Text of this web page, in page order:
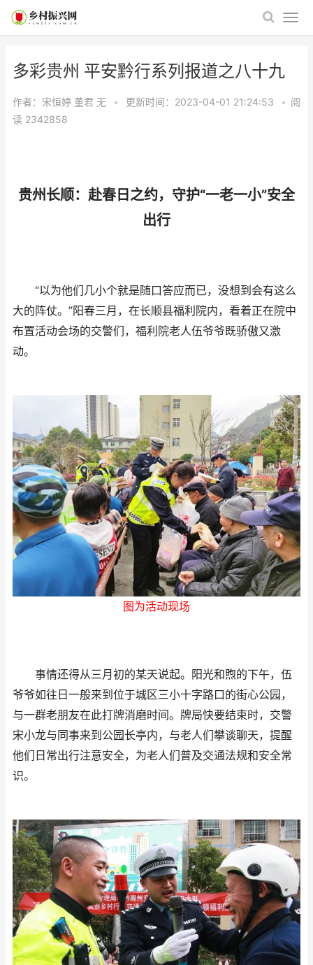
多彩贵州 平安黔行系列报道之八十九
作者：宋恒婷 董君 无 • 更新时间：2023-04-01 21:24:53 • 阅
读 2342858
贵州长顺：赴春日之约，守护“一老一小”安全
出行
“以为他们几小个就是随口答应而已，没想到会有这么
大的阵仗。”阳春三月，在长顺县福利院内，看着正在院中
布置活动会场的交警们，福利院老人伍爷爷既骄傲又激
动。
图为活动现场
事情还得从三月初的某天说起。阳光和煦的下午，伍
爷爷如往日一般来到位于城区三小十字路口的街心公园，
与一群老朋友在此打牌消磨时间。牌局快要结束时，交警
宋小龙与同事来到公园长亭内，与老人们攀谈聊天，提醒
他们日常出行注意安全，为老人们普及交通法规和安全常
识。